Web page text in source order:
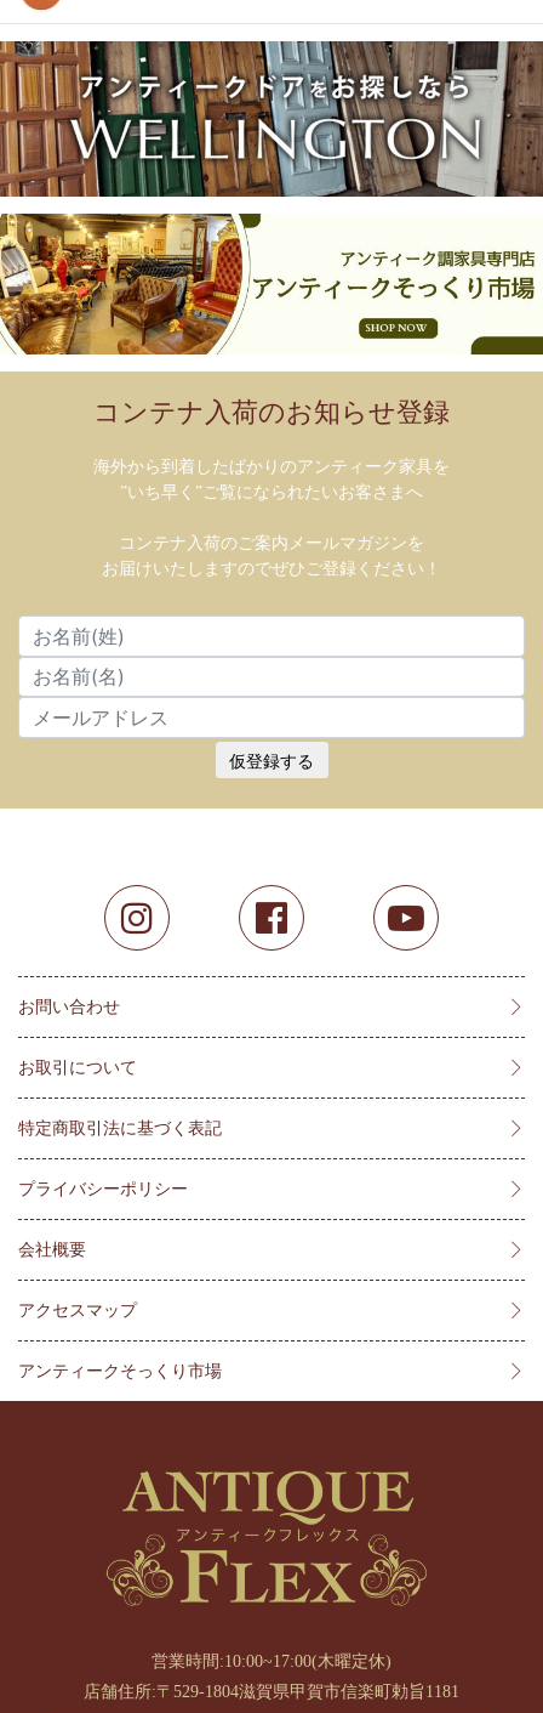
コンテナ入荷のお知らせ登録
海外から到着したばかりのアンティーク家具を
”いち早く”ご覧になられたいお客さまへ
コンテナ入荷のご案内メールマガジンを
お届けいたしますのでぜひご登録ください！
仮登録する
お問い合わせ
お取引について
特定商取引法に基づく表記
プライバシーポリシー
会社概要
アクセスマップ
アンティークそっくり市場
営業時間:10:00~17:00(木曜定休)
店舗住所:〒529-1804滋賀県甲賀市信楽町勅旨1181